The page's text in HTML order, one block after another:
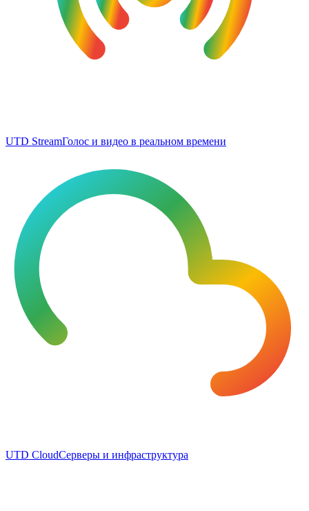
UTD StreamГолос и видео в реальном времени
UTD CloudСерверы и инфраструктура